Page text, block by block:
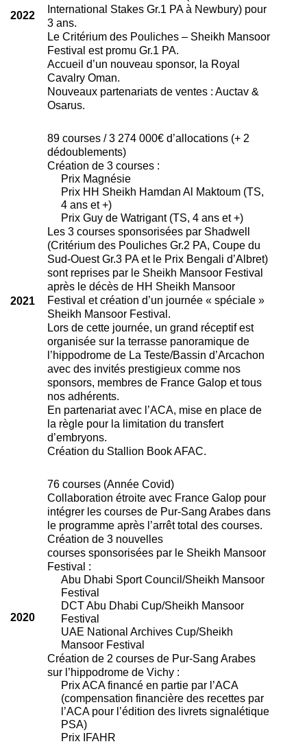
2022
International Stakes Gr.1 PA à Newbury) pour
3 ans.
Le Critérium des Pouliches – Sheikh Mansoor
Festival est promu Gr.1 PA.
Accueil d’un nouveau sponsor, la Royal
Cavalry Oman.
Nouveaux partenariats de ventes : Auctav &
Osarus.
2021
89 courses / 3 274 000€ d’allocations (+ 2
dédoublements)
Création de 3 courses :
Prix Magnésie
Prix HH Sheikh Hamdan Al Maktoum (TS,
4 ans et +)
Prix Guy de Watrigant (TS, 4 ans et +)
Les 3 courses sponsorisées par Shadwell
(Critérium des Pouliches Gr.2 PA, Coupe du
Sud-Ouest Gr.3 PA et le Prix Bengali d’Albret)
sont reprises par le Sheikh Mansoor Festival
après le décès de HH Sheikh Mansoor
Festival et création d’un journée « spéciale »
Sheikh Mansoor Festival.
Lors de cette journée, un grand réceptif est
organisée sur la terrasse panoramique de
l’hippodrome de La Teste/Bassin d’Arcachon
avec des invités prestigieux comme nos
sponsors, membres de France Galop et tous
nos adhérents.
En partenariat avec l’ACA, mise en place de
la règle pour la limitation du transfert
d’embryons.
Création du Stallion Book AFAC.
2020
76 courses (Année Covid)
Collaboration étroite avec France Galop pour
intégrer les courses de Pur-Sang Arabes dans
le programme après l’arrêt total des courses.
Création de 3 nouvelles
courses sponsorisées par le Sheikh Mansoor
Festival :
Abu Dhabi Sport Council/Sheikh Mansoor
Festival
DCT Abu Dhabi Cup/Sheikh Mansoor
Festival
UAE National Archives Cup/Sheikh
Mansoor Festival
Création de 2 courses de Pur-Sang Arabes
sur l’hippodrome de Vichy :
Prix ACA financé en partie par l’ACA
(compensation financière des recettes par
l’ACA pour l’édition des livrets signalétique
PSA)
Prix IFAHR